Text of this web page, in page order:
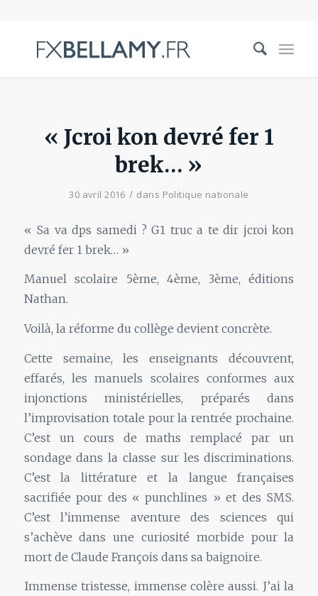
« Jcroi kon devré fer 1
brek… »
30 avril 2016 / dans Politique nationale
« Sa va dps samedi ? G1 truc a te dir jcroi kon
devré fer 1 brek… »
Manuel scolaire 5ème, 4ème, 3ème, éditions
Nathan.
Voilà, la réforme du collège devient concrète.
Cette semaine, les enseignants découvrent,
effarés, les manuels scolaires conformes aux
injonctions ministérielles, préparés dans
l’improvisation totale pour la rentrée prochaine.
C’est un cours de maths remplacé par un
sondage dans la classe sur les discriminations.
C’est la littérature et la langue françaises
sacrifiée pour des « punchlines » et des SMS.
C’est l’immense aventure des sciences qui
s’achève dans une curiosité morbide pour la
mort de Claude François dans sa baignoire.
Immense tristesse, immense colère aussi. J’ai la